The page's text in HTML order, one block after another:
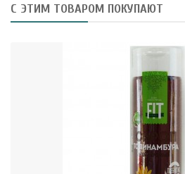
С ЭТИМ ТОВАРОМ ПОКУПАЮТ